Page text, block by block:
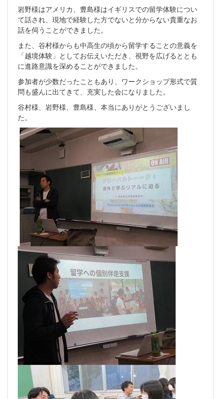
岩野様はアメリカ、豊島様はイギリスでの留学体験につい
て話され、現地で経験した方でないと分からない貴重なお
話を伺うことができました。
また、谷村様からも中高生の頃から留学することの意義を
「越境体験」としてお伝えいただき、視野を広げるととも
に進路意識を深めることができました。
参加者が少数だったこともあり、ワークショップ形式で質
問も盛んに出てきて、充実した会になりました。
谷村様、岩野様、豊島様、本当にありがとうございまし
た。